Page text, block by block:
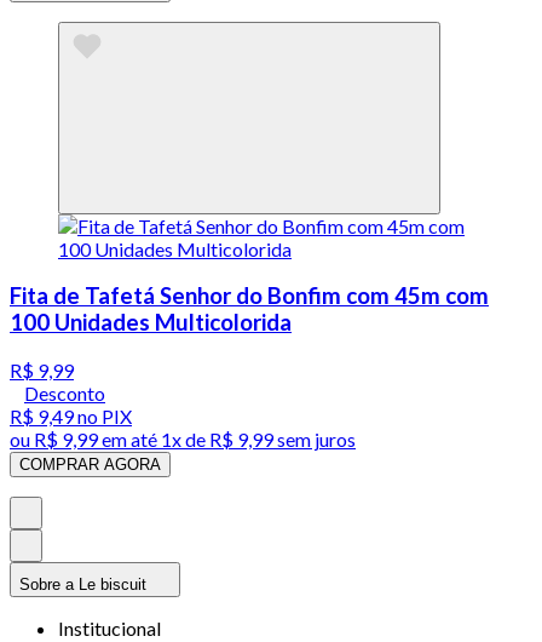
Fita de Tafetá Senhor do Bonfim com 45m com
100 Unidades Multicolorida
R$ 9,99
Desconto
R$ 9,49no PIX
ou R$ 9,99em até 1x de R$ 9,99sem juros
COMPRAR AGORA
Sobre a Le biscuit
Institucional